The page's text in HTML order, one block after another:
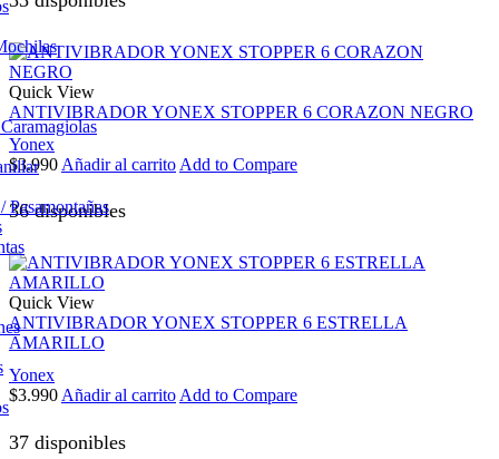
Pasamontañas
Quick View
ANTIVIBRADOR YONEX STOPPER 6 CORAZON NEGRO
Yonex
$3.990 Añadir al carrito Add to Compare
36 disponibles
Quick View
ANTIVIBRADOR YONEX STOPPER 6 ESTRELLA
AMARILLO
Yonex
$3.990 Añadir al carrito Add to Compare
37 disponibles